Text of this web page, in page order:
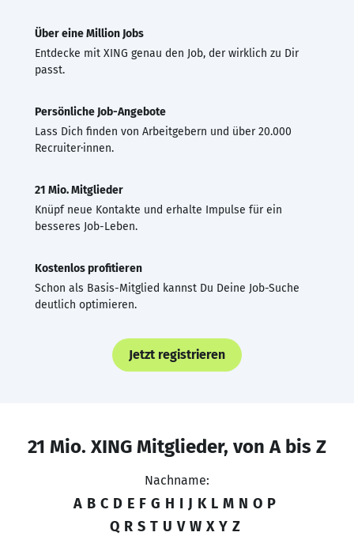
Über eine Million Jobs
Entdecke mit XING genau den Job, der wirklich zu Dir
passt.
Persönliche Job-Angebote
Lass Dich finden von Arbeitgebern und über 20.000
Recruiter·innen.
21 Mio. Mitglieder
Knüpf neue Kontakte und erhalte Impulse für ein
besseres Job-Leben.
Kostenlos profitieren
Schon als Basis-Mitglied kannst Du Deine Job-Suche
deutlich optimieren.
Jetzt registrieren
21 Mio. XING Mitglieder, von A bis Z
Nachname:
A B C D E F G H I J K L M N O P
Q R S T U V W X Y Z